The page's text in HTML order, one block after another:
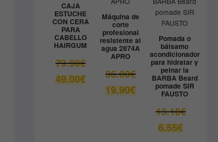
CAJA
ESTUCHE
CON CERA
PARA
CABELLO
HAIRGUM
79.90€El
original
49.00€El
precio
Máquina de
corte
profesional
resistente al
agua 2874A
APRO
36.00€El
precio
original
36.00€.
19.90€El
precio
19.90€.
Pomada o
bálsamo
acondicionador
para hidratar y
peinar la
BARBA Beard
pomade SIR
FAUSTO
13.10€El
6.55€El
precio